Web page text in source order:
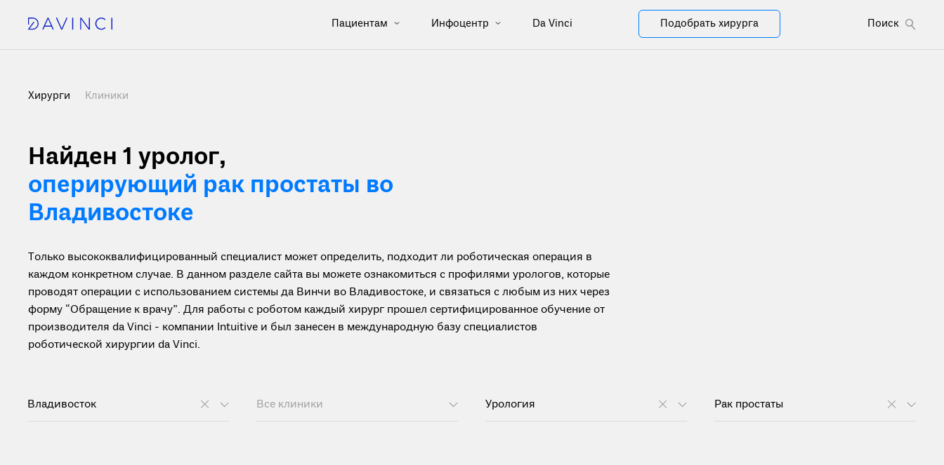
Пациентам Инфоцентр Da Vinci Подобрать хирурга Поиск
Хирурги Клиники
Найден 1 уролог,
оперирующий рак простаты во
Владивостоке
Только высококвалифицированный специалист может определить, подходит ли роботическая операция в
каждом конкретном случае. В данном разделе сайта вы можете ознакомиться с профилями урологов, которые
проводят операции с использованием системы да Винчи во Владивостоке, и связаться с любым из них через
форму “Обращение к врачу”. Для работы с роботом каждый хирург прошел сертифицированное обучение от
производителя da Vinci - компании Intuitive и был занесен в международную базу специалистов
роботической хирургии da Vinci.
Владивосток Все клиники Урология Рак простаты